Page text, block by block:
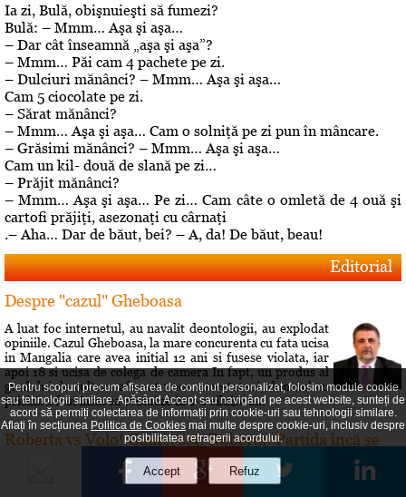
Ia zi, Bulă, obişnuieşti să fumezi?
Bulă: – Mmm… Aşa şi aşa…
– Dar cât înseamnă „aşa şi aşa”?
– Mmm… Păi cam 4 pachete pe zi.
– Dulciuri mănânci? – Mmm… Aşa şi aşa…
Cam 5 ciocolate pe zi.
– Sărat mănânci?
– Mmm… Aşa şi aşa… Cam o solniţă pe zi pun în mâncare.
– Grăsimi mănânci? – Mmm… Aşa şi aşa…
Cam un kil- două de slană pe zi…
– Prăjit mănânci?
– Mmm… Aşa şi aşa… Pe zi… Cam câte o omletă de 4 ouă şi
cartofi prăjiţi, asezonaţi cu cârnaţi
.– Aha… Dar de băut, bei? – A, da! De băut, beau!
Editorial
Despre "cazul" Gheboasa
A luat foc internetul, au navalit deontologii, au explodat
opiniile. Cazul Gheboasa, la mare concurenta cu fata ucisa
in Mangalia care avea initial 12 ani si fusese violata, iar
apoi 18 si ucisa de colega de camera In fapt, un produs al
gradului de cultura aferent unor concetateni, domnul cu
pricina a fost lasat sa evolueze intr-o siluire a...
Roberta vs Volo! Game, set: Roberta! Partida încă se
Conflictele dintre Roberta Anastase şi Andrei Volosevici
Pentru scopuri precum afișarea de conținut personalizat, folosim module cookie
sau tehnologii similare. Apăsând Accept sau navigând pe acest website, sunteți de
acord să permiți colectarea de informații prin cookie-uri sau tehnologii similare.
Aflați în secțiunea Politica de Cookies mai multe despre cookie-uri, inclusiv despre
posibilitatea retragerii acordului.